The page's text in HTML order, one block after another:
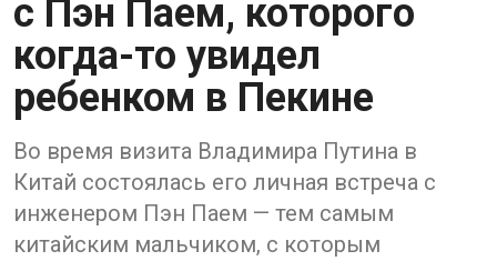
с Пэн Паем, которого
когда-то увидел
ребенком в Пекине
Во время визита Владимира Путина в
Китай состоялась его личная встреча с
инженером Пэн Паем — тем самым
китайским мальчиком, с которым